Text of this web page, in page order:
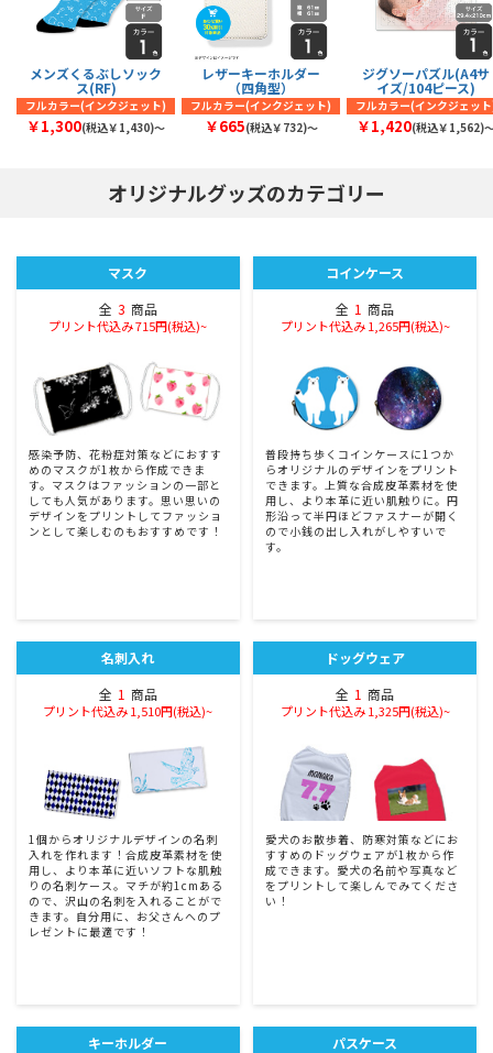
メンズくるぶしソック
ス(RF)
フルカラー(インクジェット)
￥1,300(税込￥1,430)〜
レザーキーホルダー
（四角型）
フルカラー(インクジェット)
￥665(税込￥732)〜
ジグソーパズル(A4サ
イズ/104ピース)
フルカラー(インクジェッ
￥1,420(税込￥1,562)
オリジナルグッズのカテゴリー
マスク
全 3 商品
プリント代込み 715円(税込)~
感染予防、花粉症対策などにおすす
めのマスクが1枚から作成できま
す。マスクはファッションの一部と
しても人気があります。思い思いの
デザインをプリントしてファッショ
ンとして楽しむのもおすすめです！
コインケース
全 1 商品
プリント代込み 1,265円(税込)~
普段持ち歩くコインケースに1つか
らオリジナルのデザインをプリント
できます。上質な合成皮革素材を使
用し、より本革に近い肌触りに。円
形沿って半円ほどファスナーが開く
ので小銭の出し入れがしやすいで
す。
名刺入れ
全 1 商品
プリント代込み 1,510円(税込)~
1個からオリジナルデザインの名刺
入れを作れます！合成皮革素材を使
用し、より本革に近いソフトな肌触
りの名刺ケース。マチが約1cmある
ので、沢山の名刺を入れることがで
きます。自分用に、お父さんへのプ
レゼントに最適です！
ドッグウェア
全 1 商品
プリント代込み 1,325円(税込)~
愛犬のお散歩着、防寒対策などにお
すすめのドッグウェアが1枚から作
成できます。愛犬の名前や写真など
をプリントして楽しんでみてくださ
い！
キーホルダー
パスケース